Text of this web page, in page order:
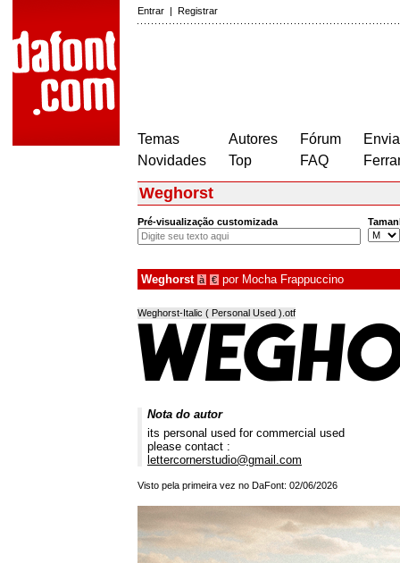
Entrar | Registrar
Temas
Novidades
Autores
Top
Fórum
FAQ
Weghorst
Pré-visualização customizada
Weghorst à € por Mocha Frappuccino
Weghorst-Italic ( Personal Used ).otf
Nota do autor
its personal used for commercial used
please contact :
lettercornerstudio@gmail.com
Visto pela primeira vez no DaFont: 02/06/2026